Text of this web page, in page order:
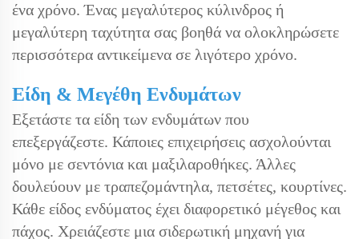
ένα χρόνο. Ένας μεγαλύτερος κύλινδρος ή
μεγαλύτερη ταχύτητα σας βοηθά να ολοκληρώσετε
περισσότερα αντικείμενα σε λιγότερο χρόνο.
Είδη & Μεγέθη Ενδυμάτων
Εξετάστε τα είδη των ενδυμάτων που
επεξεργάζεστε. Κάποιες επιχειρήσεις ασχολούνται
μόνο με σεντόνια και μαξιλαροθήκες. Άλλες
δουλεύουν με τραπεζομάντηλα, πετσέτες, κουρτίνες.
Κάθε είδος ενδύματος έχει διαφορετικό μέγεθος και
πάχος. Χρειάζεστε μια σιδερωτική μηχανή για